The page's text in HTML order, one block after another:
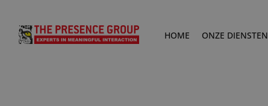
HOME ONZE DIENSTEN